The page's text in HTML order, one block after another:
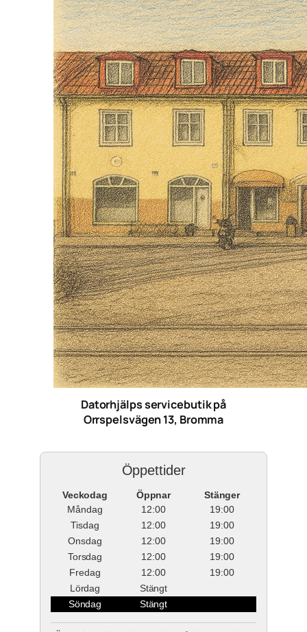
Datorhjälps servicebutik på
Orrspelsvägen 13, Bromma
Öppettider
Veckodag Öppnar
Stänger
Måndag
12:00
19:00
Tisdag
12:00
19:00
Onsdag
12:00
19:00
Torsdag
12:00
19:00
Fredag
12:00
19:00
Lördag
Stängt
Söndag
Stängt